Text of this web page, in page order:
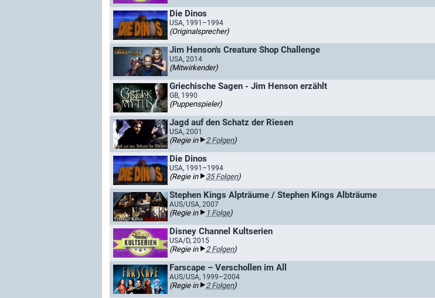
Die Dinos
USA, 1991–1994
(Originalsprecher)
Jim Henson's Creature Shop Challenge
USA, 2014
(Mitwirkender)
Griechische Sagen - Jim Henson erzählt
GB, 1990
(Puppenspieler)
Jagd auf den Schatz der Riesen
USA, 2001
(Regie in 2 Folgen)
Die Dinos
USA, 1991–1994
(Regie in 35 Folgen)
Stephen Kings Alpträume / Stephen Kings Albträume
AUS/USA, 2007
(Regie in 1 Folge)
Disney Channel Kultserien
USA/D, 2015
(Regie in 2 Folgen)
Farscape – Verschollen im All
AUS/USA, 1999–2004
(Regie in 2 Folgen)